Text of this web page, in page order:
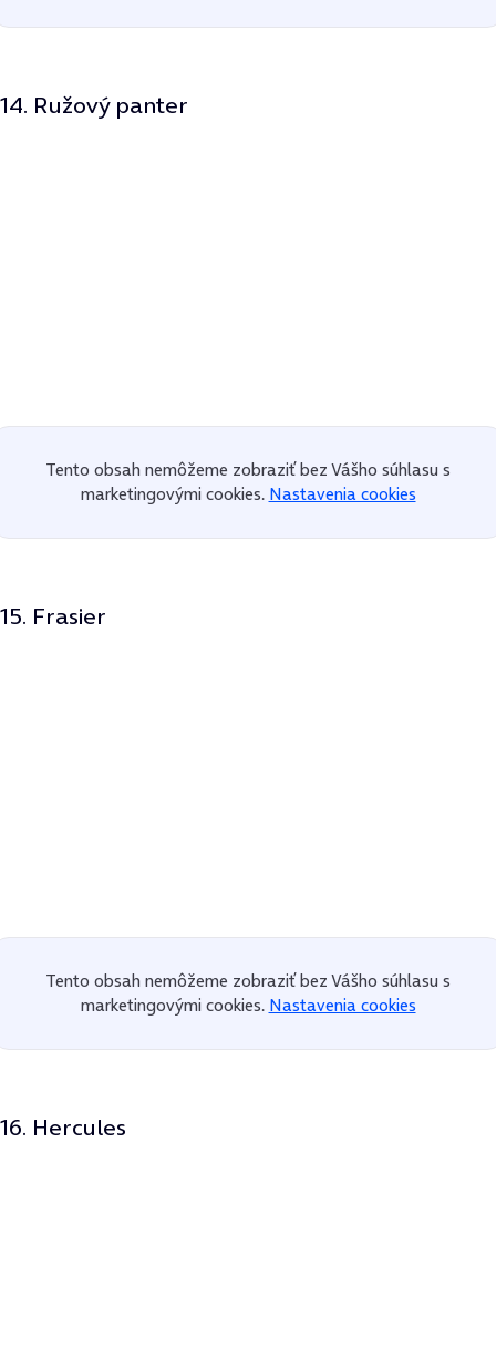
14. Ružový panter
Tento obsah nemôžeme zobraziť bez Vášho súhlasu s
marketingovými cookies. Nastavenia cookies
15. Frasier
Tento obsah nemôžeme zobraziť bez Vášho súhlasu s
marketingovými cookies. Nastavenia cookies
16. Hercules